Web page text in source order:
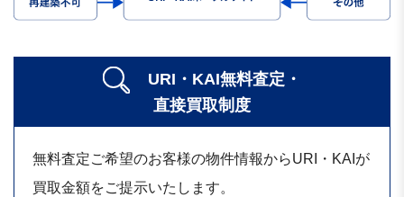
URI・KAI無料査定・
直接買取制度
無料査定ご希望のお客様の物件情報からURI・KAIが
買取金額をご提示いたします。